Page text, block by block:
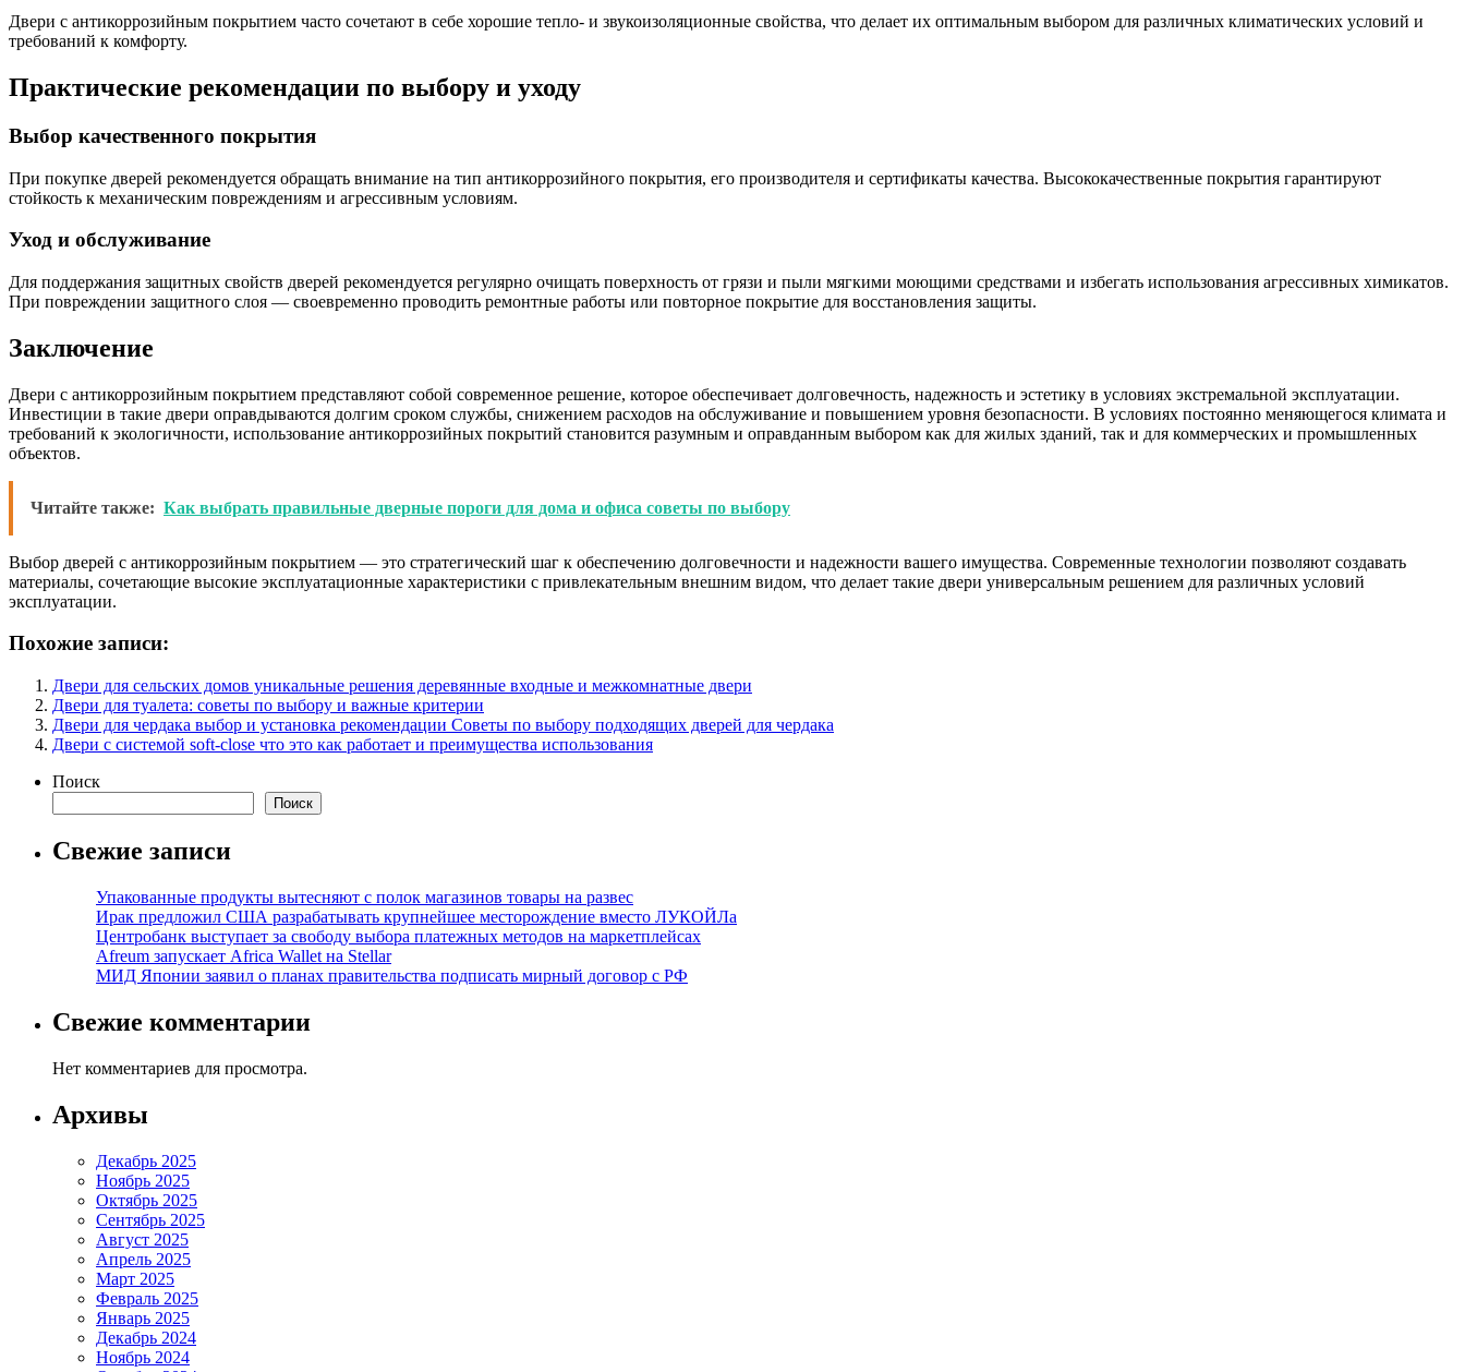
Двери с антикоррозийным покрытием часто сочетают в себе хорошие тепло- и звукоизоляционные свойства, что делает их оптимальным выбором для различных климатических условий и
требований к комфорту.
Практические рекомендации по выбору и уходу
Выбор качественного покрытия
При покупке дверей рекомендуется обращать внимание на тип антикоррозийного покрытия, его производителя и сертификаты качества. Высококачественные покрытия гарантируют
стойкость к механическим повреждениям и агрессивным условиям.
Уход и обслуживание
Для поддержания защитных свойств дверей рекомендуется регулярно очищать поверхность от грязи и пыли мягкими моющими средствами и избегать использования агрессивных химикатов.
При повреждении защитного слоя — своевременно проводить ремонтные работы или повторное покрытие для восстановления защиты.
Заключение
Двери с антикоррозийным покрытием представляют собой современное решение, которое обеспечивает долговечность, надежность и эстетику в условиях экстремальной эксплуатации.
Инвестиции в такие двери оправдываются долгим сроком службы, снижением расходов на обслуживание и повышением уровня безопасности. В условиях постоянно меняющегося климата и
требований к экологичности, использование антикоррозийных покрытий становится разумным и оправданным выбором как для жилых зданий, так и для коммерческих и промышленных
объектов.
Читайте также: Как выбрать правильные дверные пороги для дома и офиса советы по выбору
Выбор дверей с антикоррозийным покрытием — это стратегический шаг к обеспечению долговечности и надежности вашего имущества. Современные технологии позволяют создавать
материалы, сочетающие высокие эксплуатационные характеристики с привлекательным внешним видом, что делает такие двери универсальным решением для различных условий
эксплуатации.
Похожие записи:
Двери для сельских домов уникальные решения деревянные входные и межкомнатные двери
Двери для туалета: советы по выбору и важные критерии
Двери для чердака выбор и установка рекомендации Советы по выбору подходящих дверей для чердака
Двери с системой soft-close что это как работает и преимущества использования
Поиск
Поиск
Свежие записи
Упакованные продукты вытесняют с полок магазинов товары на развес
Ирак предложил США разрабатывать крупнейшее месторождение вместо ЛУКОЙЛа
Центробанк выступает за свободу выбора платежных методов на маркетплейсах
Afreum запускает Africa Wallet на Stellar
МИД Японии заявил о планах правительства подписать мирный договор с РФ
Свежие комментарии
Нет комментариев для просмотра.
Архивы
Декабрь 2025
Ноябрь 2025
Октябрь 2025
Сентябрь 2025
Август 2025
Апрель 2025
Март 2025
Февраль 2025
Январь 2025
Декабрь 2024
Ноябрь 2024